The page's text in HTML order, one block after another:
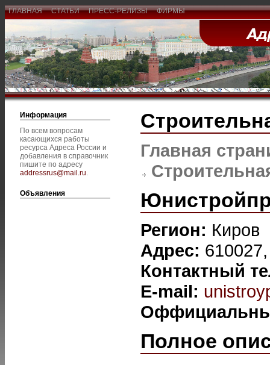
ГЛАВНАЯ СТАТЬИ ПРЕСС-РЕЛИЗЫ ФИРМЫ
Информация
По всем вопросам
касающихся работы
ресурса Адреса России и
добавления в справочник
пишите по адресу
addressrus@mail.ru.
Объявления
Главная
Регион: Киров
Адрес:
Контактный
E-mail:
Полное